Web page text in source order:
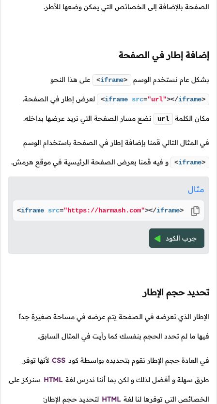
الصفحة بالإضافة إلى الخصائص التي يمكن وضعها للأطر.
إضافة إطار في الصفحة
بشكل عام نستخدم الوسم <iframe> على هذا النحو
<iframe src="url"></iframe> لعرض إطار في الصفحة.
مكان الكلمة url نضع مسار الصفحة التي نريد عرضها بداخله.
في المثال التالي قمنا بإضافة إطار في الصفحة باستخدام الوسم
<iframe> و فيه قمنا بعرض الصفحة الرئيسية في موقع هرمش.
مثال
<iframe src="https://harmash.com"></iframe>
جرب الكود
تحديد حجم الإطار
الإطار الذي تعرضه في الصفحة يتم عرضه في مساحة صغيرة جداً
فيها ما لم تحدد الحجم بنفسك كما رأيت في المثال السابق.
في العادة حجم الإطار نقوم بتحديده بواسطة كود CSS لأنها توفر
طرق سهلة و أفضل لذلك و لكن بما أننا ندرس لغة HTML سنركز على
الخصائص التي توفرها لنا لغة HTML لتحديد حجم الإطار: